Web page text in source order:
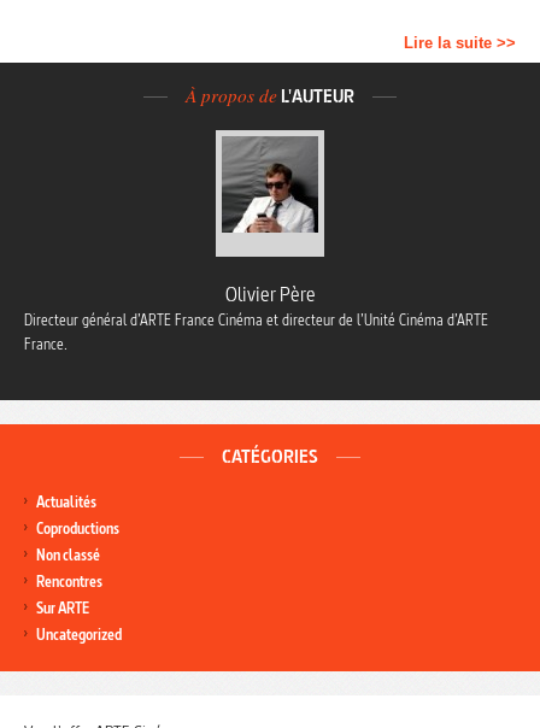
Lire la suite >>
À propos de L'AUTEUR
Olivier Père
Directeur général d’ARTE France Cinéma et directeur de l’Unité Cinéma d’ARTE
France.
CATÉGORIES
Actualités
Coproductions
Non classé
Rencontres
Sur ARTE
Uncategorized